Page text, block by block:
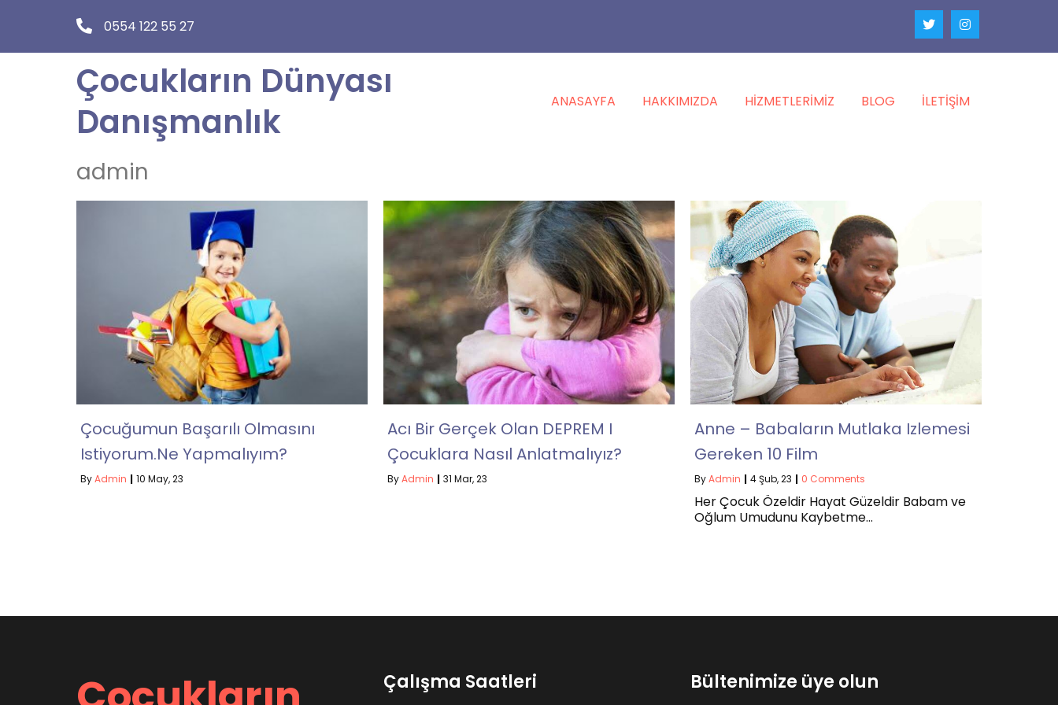
0554 122 55 27
Çocukların Dünyası
Danışmanlık
ANASAYFA HAKKIMIZDA HIZMETLERIMIZ BLOG İLETIŞIM
admin
Çocuğumun Başarılı Olmasını
Istiyorum.Ne Yapmalıyım?
ByAdmin | 10 May, 23
Acı Bir Gerçek Olan DEPREM I
Çocuklara Nasıl Anlatmalıyız?
ByAdmin | 31 Mar, 23
Anne – Babaların Mutlaka Izlemesi
Gereken 10 Film
ByAdmin | 4Şub, 23 | 0 Comments
Her Çocuk Özeldir Hayat Güzeldir Babam ve
Oğlum Umudunu Kaybetme…
Çalışma Saatleri Bültenimize üye olun